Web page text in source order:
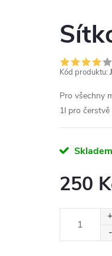
Kód produktu:
Pro všechny
1l pro čerstvě
Skladem
250